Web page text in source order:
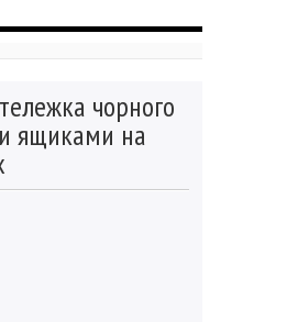
чорного
ящиками на